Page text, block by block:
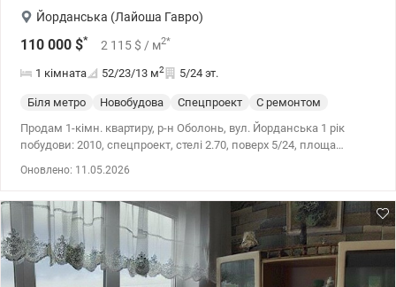
Йорданська (Лайоша Гавро)
110 000 $* 2 115 $ / м2*
1 кімната 52/23/13 м2 5/24 эт.
Біля метро Новобудова Спецпроект
С ремонтом
Продам 1-кімн. квартиру, р-н Оболонь, вул. Йорданська 1 рік
побудови: 2010, спецпроект, стелі 2.70, поверх 5/24, площа
ліфти один із них вантажний. консьєрж, домофон. Поряд з
будинком два мальовничі озера Йорданське та Вербне метро
Оболонь 15 хв. пішки, поруч школа та дитсадок, Еко магазин,
нова пошта. Ціна: 110000 у.о.моб. 0664863383 Тетяна
valion.ua/1137008
Оновлено: 11.05.2026